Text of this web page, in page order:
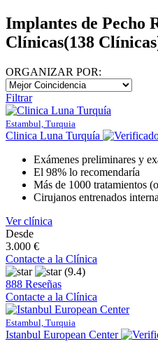
Implantes de Pecho
Clínicas(138
ORGANIZAR POR:
Filtrar
Estambul, Turquia
Clinica Luna Turquía
Exámenes preliminares y
El 98% lo recomendaría
Más de 1000 tratamientos
Cirujanos entrenados
Ver clínica
Desde
3.000 €
Contacte a la Clínica
(9.4)
888 Reseñas
Contacte a la Clínica
Estambul, Turquia
Istanbul European Center